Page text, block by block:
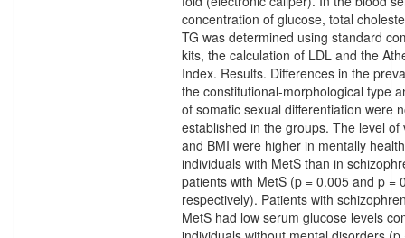
concentration of glucose, total
TG was determined using standard
kits, the calculation of LDL and the
Index. Results. Differences in the
the constitutional-morphological type
of somatic sexual differentiation were
established in the groups. The level of
and BMI were higher in mentally
individuals with MetS than in
patients with MetS (p = 0.005 and p =
respectively). Patients with
MetS had low serum glucose levels